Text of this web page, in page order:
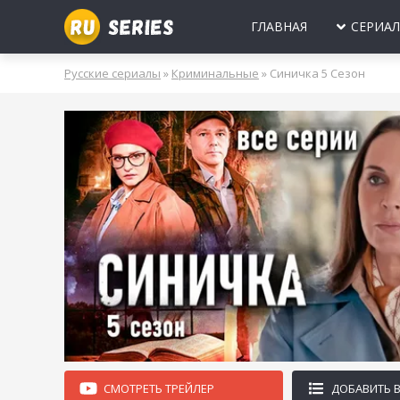
ГЛАВНАЯ
2025 2024 2023 2022 2021 2020
РОССИЯ УКРАИНА БЕЛАРУСЬ СССР
МОЛОДЕЖНЫЕ
НОВОГОДНИЕ
ПРО ВРАЧЕЙ
ПРО ДЕРЕВНЮ
ПРО
ЛЮБОВНЫЕ
Русские сериалы » Криминальные » Синичка 5 Сезон
СМОТРЕТЬ ТРЕЙЛЕР ДОБАВИТЬ